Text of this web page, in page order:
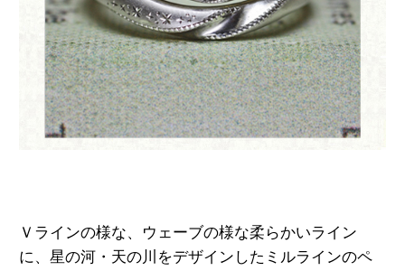
Ｖラインの様な、ウェーブの様な柔らかいライン
に、星の河・天の川をデザインしたミルラインのペ